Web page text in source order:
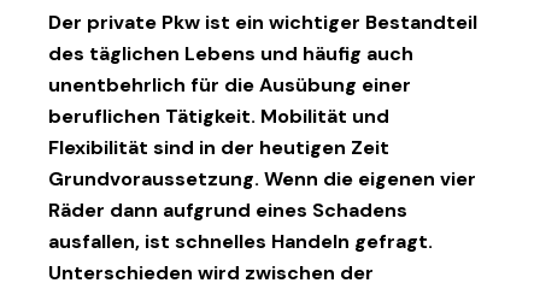
Der private Pkw ist ein wichtiger Bestandteil
des täglichen Lebens und häufig auch
unentbehrlich für die Ausübung einer
beruflichen Tätigkeit. Mobilität und
Flexibilität sind in der heutigen Zeit
Grundvoraussetzung. Wenn die eigenen vier
Räder dann aufgrund eines Schadens
ausfallen, ist schnelles Handeln gefragt.
Unterschieden wird zwischen der